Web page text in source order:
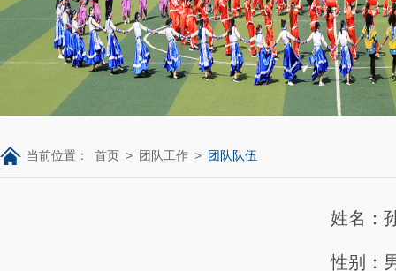
当前位置： 首页 > 团队工作 > 团队队伍
姓名：
性别：